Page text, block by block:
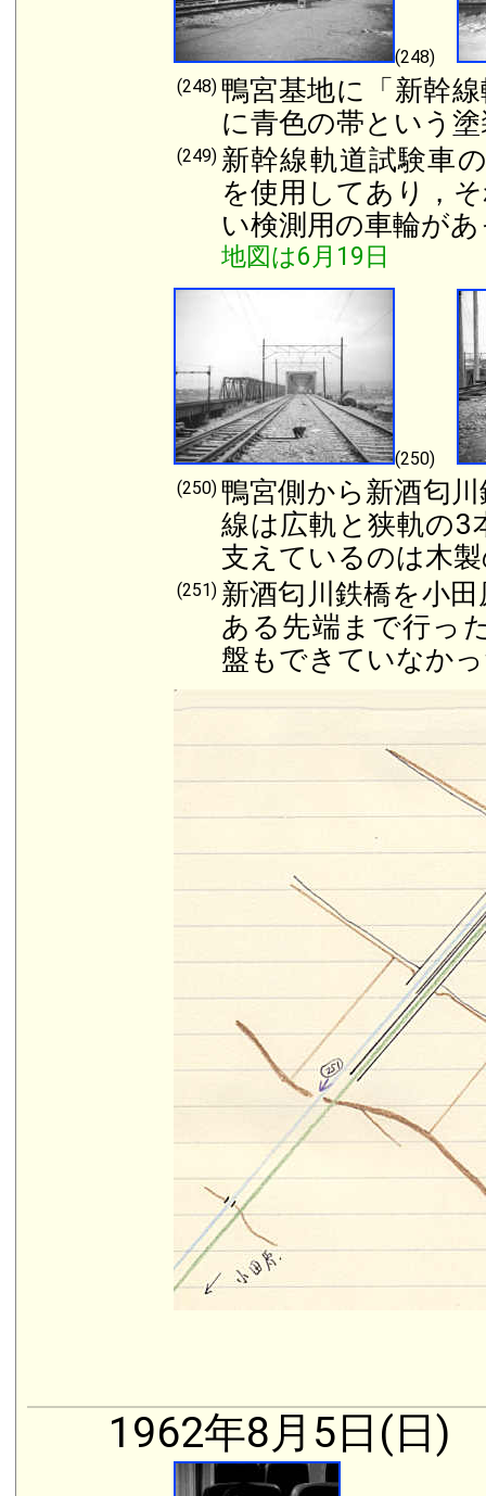
(248)
(248) 鴨宮基地に「新幹
に青色の帯という
(249) 新幹線軌道試験車
を使用してあり，
い検測用の車輪が
地図は6月19日
(250)
(250) 鴨宮側から新酒匂
線は広軌と狭軌の3
支えているのは木
(251) 新酒匂川鉄橋を小
ある先端まで行っ
盤もできていなか
1962年8月5日(日)